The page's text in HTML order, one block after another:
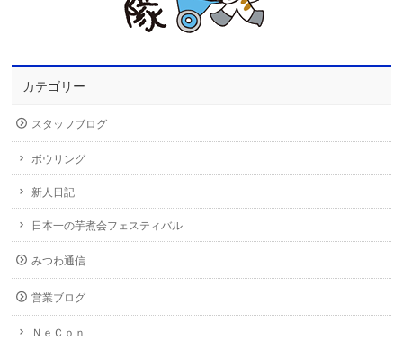
カテゴリー
スタッフブログ
ボウリング
新人日記
日本一の芋煮会フェスティバル
みつわ通信
営業ブログ
ＮｅＣｏｎ